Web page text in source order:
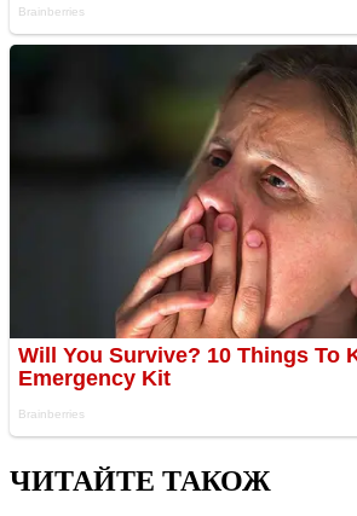
ЧИТАЙТЕ ТАКОЖ